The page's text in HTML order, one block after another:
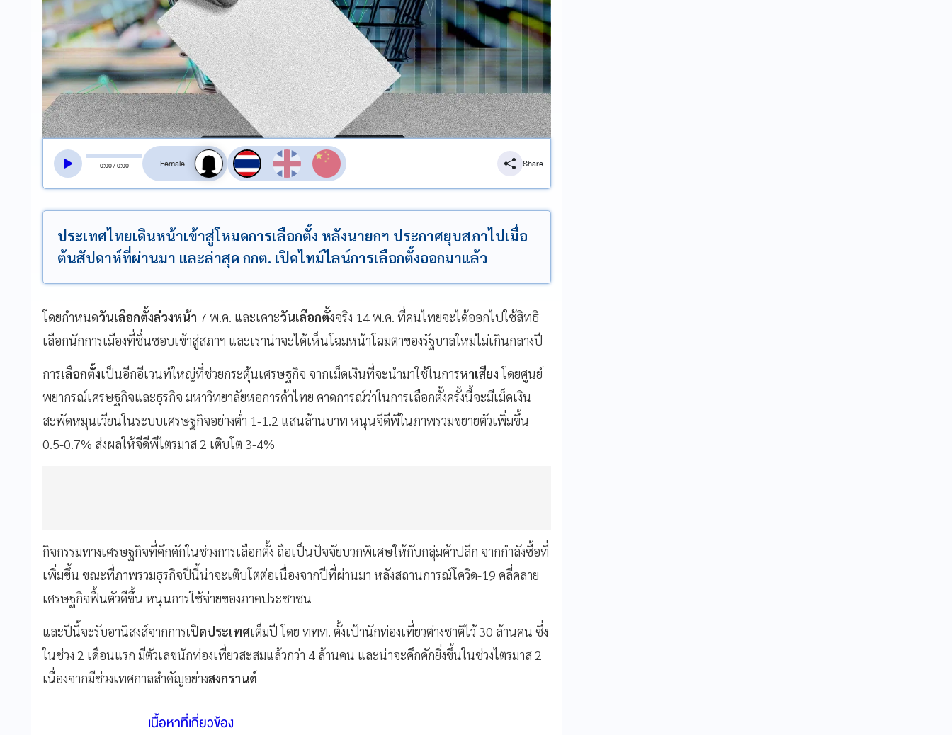
0:00/0:00
สลับเสียงอ่าน
Share
ประเทศไทยเดินหน้าเข้าสู่โหมดการเลือกตั้ง หลังนายกฯ ประกาศยุบสภาไปเมื่อ
ต้นสัปดาห์ที่ผ่านมา และล่าสุด กกต. เปิดไทม์ไลน์การเลือกตั้งออกมาแล้ว
โดยกำหนดวันเลือกตั้งล่วงหน้า 7 พ.ค. และเคาะวันเลือกตั้งจริง 14 พ.ค. ที่คนไทยจะได้ออกไปใช้สิทธิ
เลือกนักการเมืองที่ชื่นชอบเข้าสู่สภาฯ และเราน่าจะได้เห็นโฉมหน้าโฉมตาของรัฐบาลใหม่ไม่เกินกลางปี
การเลือกตั้งเป็นอีกอีเวนท์ใหญ่ที่ช่วยกระตุ้นเศรษฐกิจ จากเม็ดเงินที่จะนำมาใช้ในการหาเสียงโดยศูนย์
พยากรณ์เศรษฐกิจและธุรกิจ มหาวิทยาลัยหอการค้าไทย คาดการณ์ว่าในการเลือกตั้งครั้งนี้จะมีเม็ดเงิน
สะพัดหมุนเวียนในระบบเศรษฐกิจอย่างต่ำ 1-1.2 แสนล้านบาท หนุนจีดีพีในภาพรวมขยายตัวเพิ่มขึ้น
0.5-0.7% ส่งผลให้จีดีพีไตรมาส 2 เติบโต 3-4%
กิจกรรมทางเศรษฐกิจที่คึกคักในช่วงการเลือกตั้ง ถือเป็นปัจจัยบวกพิเศษให้กับกลุ่มค้าปลีก จากกำลังซื้อที่
เพิ่มขึ้น ขณะที่ภาพรวมธุรกิจปีนี้น่าจะเติบโตต่อเนื่องจากปีที่ผ่านมา หลังสถานการณ์โควิด-19 คลี่คลาย
เศรษฐกิจฟื้นตัวดีขึ้น หนุนการใช้จ่ายของภาคประชาชน
และปีนี้จะรับอานิสงส์จากการเปิดประเทศเต็มปี โดย ททท. ตั้งเป้านักท่องเที่ยวต่างชาติไว้ 30 ล้านคน ซึ่ง
ในช่วง 2 เดือนแรก มีตัวเลขนักท่องเที่ยวสะสมแล้วกว่า 4 ล้านคน และน่าจะคึกคักยิ่งขึ้นในช่วงไตรมาส 2
เนื่องจากมีช่วงเทศกาลสำคัญอย่างสงกรานต์
เนื้อหาที่เกี่ยวข้อง